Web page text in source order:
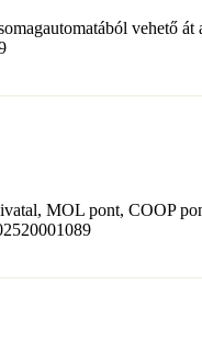
vehető
MOL pont, COOP